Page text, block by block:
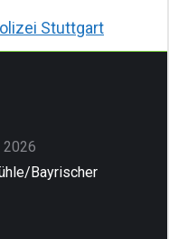
Stuttgart
2026
Bayrischer